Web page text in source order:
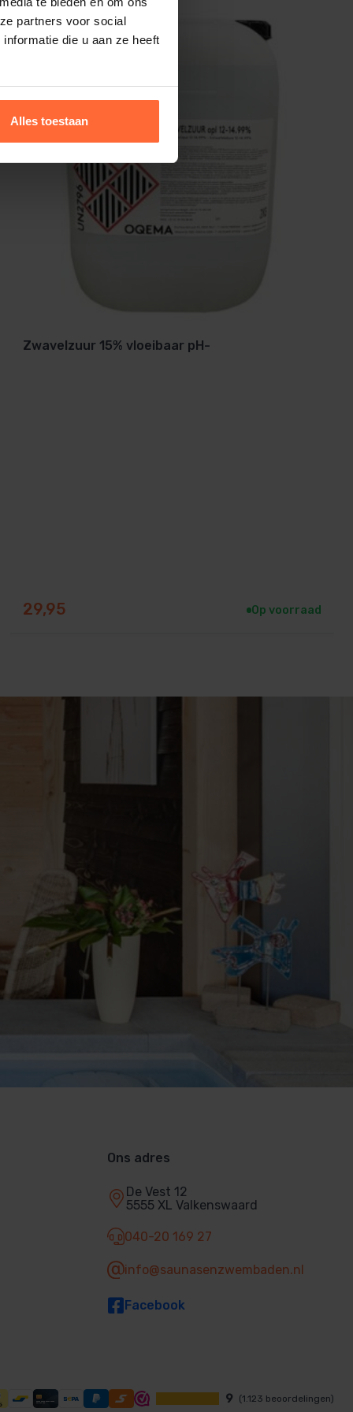
partners voor social
die u aan ze heeft
Alles toestaan
Zwavelzuur 15% vloeibaar pH-
29,95 Op voorraad
Ons adres
De Vest 12
5555 XL Valkenswaard
040-20 169 27
info@saunasenzwembaden.nl
Facebook
9 (1.123 beoordelingen)